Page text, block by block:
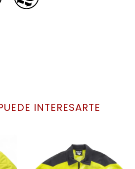
INTERESARTE